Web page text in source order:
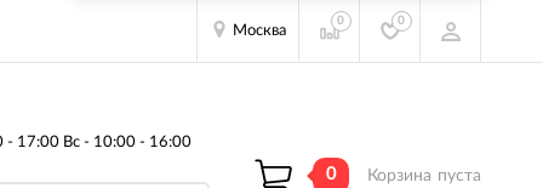
Москва
0 0
17:00 Вс - 10:00 - 16:00
0 Корзина пуста